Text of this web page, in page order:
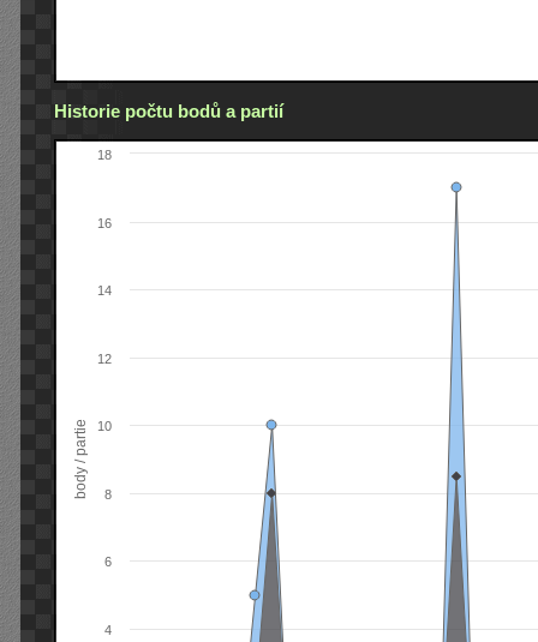
Historie počtu bodů a partií
body / partie
4
6
8
10
12
14
16
18